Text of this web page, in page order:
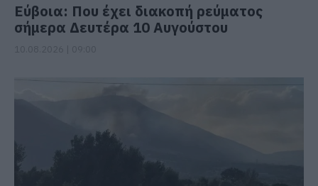
Εύβοια: Που έχει διακοπή ρεύματος
σήμερα Δευτέρα 10 Αυγούστου